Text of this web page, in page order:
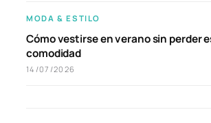
MODA & ESTILO
Cómo vestirse en verano sin perder
comodidad
14/07/2026